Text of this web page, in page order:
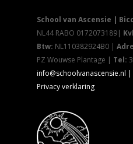
School van Ascensie |
NL44 RABO 0172073189|
Btw: NL110382924B0 |
PZ Wouwse Plantage | Tel:
info@schoolvanascensie.nl |
Privacy verklaring